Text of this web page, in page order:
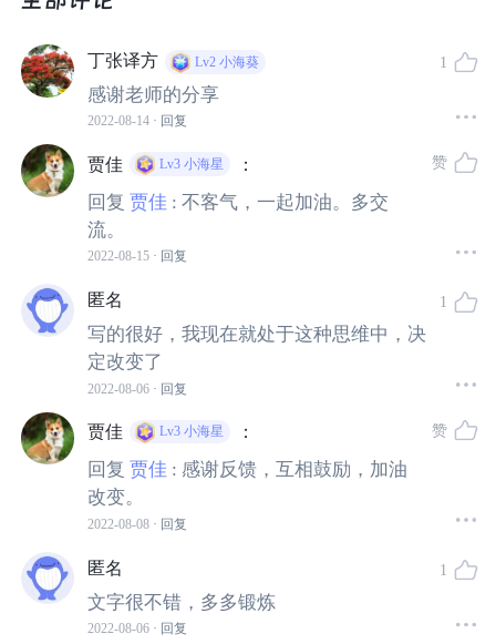
演员和童星之间的不间断切换和真情表演，着实让人喜
欢。
那几个10后孩子，演的不能太好。
没有刻意的少年老成，不做作生硬，显得足够童真自然。
特别是饰演纪江（幼时福利院名叫党爱民）的小孩，让人
爱不释手。
丁张译方 Lv2 小海葵
感谢老师的分享
2022-08-14 · 回复
1
贾佳 Lv3 小海星 ：
回复 贾佳 : 不客气，一起加油。多交
流。
2022-08-15 · 回复
赞
匿名
写的很好，我现在就处于这种思维中，决
定改变了
2022-08-06 · 回复
1
贾佳 Lv3 小海星 ：
回复 贾佳 : 感谢反馈，互相鼓励，加油
改变。
2022-08-08 · 回复
赞
匿名
文字很不错，多多锻炼
2022-08-06 · 回复
1